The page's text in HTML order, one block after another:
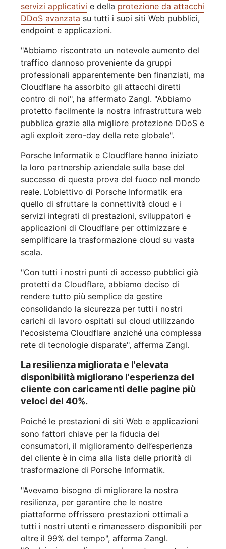
servizi applicativi e della protezione da attacchi
DDoS avanzata su tutti i suoi siti Web pubblici,
endpoint e applicazioni.
"Abbiamo riscontrato un notevole aumento del
traffico dannoso proveniente da gruppi
professionali apparentemente ben finanziati, ma
Cloudflare ha assorbito gli attacchi diretti
contro di noi", ha affermato Zangl. "Abbiamo
protetto facilmente la nostra infrastruttura web
pubblica grazie alla migliore protezione DDoS e
agli exploit zero-day della rete globale".
Porsche Informatik e Cloudflare hanno iniziato
la loro partnership aziendale sulla base del
successo di questa prova del fuoco nel mondo
reale. L’obiettivo di Porsche Informatik era
quello di sfruttare la connettività cloud e i
servizi integrati di prestazioni, sviluppatori e
applicazioni di Cloudflare per ottimizzare e
semplificare la trasformazione cloud su vasta
scala.
"Con tutti i nostri punti di accesso pubblici già
protetti da Cloudflare, abbiamo deciso di
rendere tutto più semplice da gestire
consolidando la sicurezza per tutti i nostri
carichi di lavoro ospitati sul cloud utilizzando
l'ecosistema Cloudflare anziché una complessa
rete di tecnologie disparate", afferma Zangl.
La resilienza migliorata e l'elevata
disponibilità migliorano l'esperienza del
cliente con caricamenti delle pagine più
veloci del 40%.
Poiché le prestazioni di siti Web e applicazioni
sono fattori chiave per la fiducia dei
consumatori, il miglioramento dell’esperienza
del cliente è in cima alla lista delle priorità di
trasformazione di Porsche Informatik.
"Avevamo bisogno di migliorare la nostra
resilienza, per garantire che le nostre
piattaforme offrissero prestazioni ottimali a
tutti i nostri utenti e rimanessero disponibili per
oltre il 99% del tempo", afferma Zangl.